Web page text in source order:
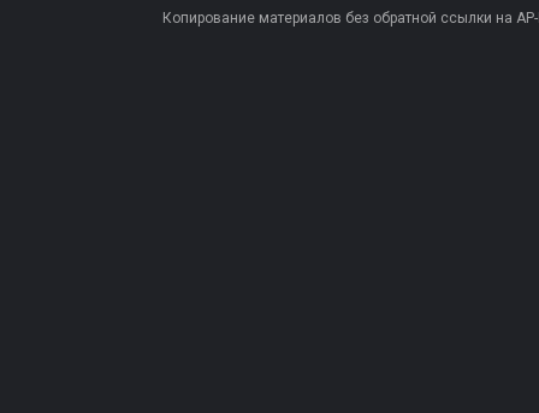
Копирование материалов без обратной ссылки на